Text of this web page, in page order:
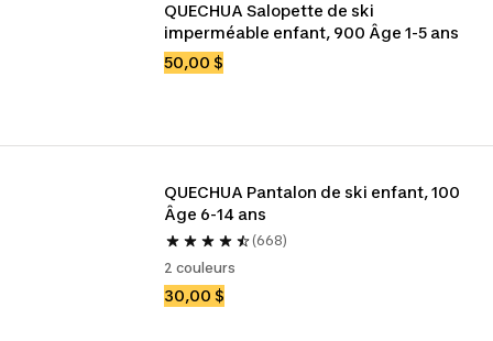
QUECHUA Salopette de ski
imperméable enfant, 900 Âge 1-5 ans
50,00 $
QUECHUA Pantalon de ski enfant, 100
Âge 6-14 ans
(668)
2 couleurs
30,00 $